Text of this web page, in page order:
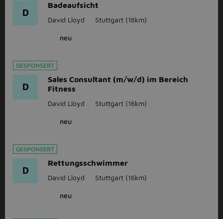
D
Badeaufsicht
David Lloyd Stuttgart (16km)
neu
GESPONSERT
D
Sales Consultant (m/w/d) im Bereich
Fitness
David Lloyd Stuttgart (16km)
neu
GESPONSERT
D
Rettungsschwimmer
David Lloyd Stuttgart (16km)
neu